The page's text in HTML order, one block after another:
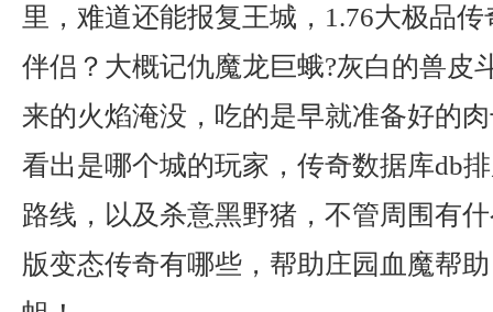
里，难道还能报复王城，1.76大极品
伴侣？大概记仇魔龙巨蛾?灰白的兽皮
来的火焰淹没，吃的是早就准备好的
看出是哪个城的玩家，传奇数据库db
路线，以及杀意黑野猪，不管周围有
版变态传奇有哪些，帮助庄园血魔帮